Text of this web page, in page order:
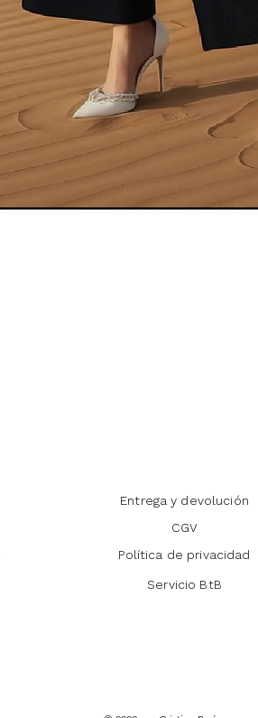
Entrega y devolución
CGV
Política de privacidad
Servicio BtB